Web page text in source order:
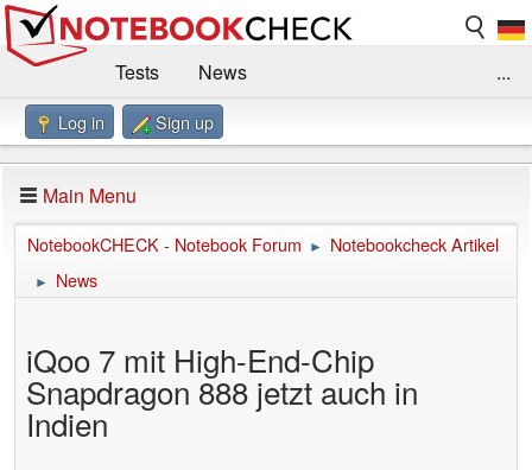
Tests
News
Benchmarks / Technik
Forum
Impressum
...
Log in Sign up
Main Menu
NotebookCHECK - Notebook Forum ► Notebookcheck Artikel
► News
iQoo 7 mit High-End-Chip
Snapdragon 888 jetzt auch in
Indien